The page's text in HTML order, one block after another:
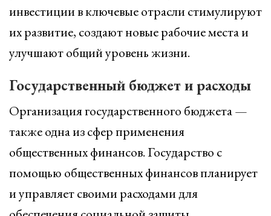
инвестиции в ключевые отрасли стимулируют
их развитие, создают новые рабочие места и
улучшают общий уровень жизни.
Государственный бюджет и расходы
Организация государственного бюджета —
также одна из сфер применения
общественных финансов. Государство с
помощью общественных финансов планирует
и управляет своими расходами для